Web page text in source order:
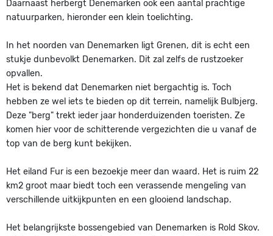
Daarnaast herbergt Denemarken ook een aantal prachtige
natuurparken, hieronder een klein toelichting.
In het noorden van Denemarken ligt Grenen, dit is echt een
stukje dunbevolkt Denemarken. Dit zal zelfs de rustzoeker
opvallen.
Het is bekend dat Denemarken niet bergachtig is. Toch
hebben ze wel iets te bieden op dit terrein, namelijk Bulbjerg.
Deze "berg" trekt ieder jaar honderduizenden toeristen. Ze
komen hier voor de schitterende vergezichten die u vanaf de
top van de berg kunt bekijken.
Het eiland Fur is een bezoekje meer dan waard. Het is ruim 22
km2 groot maar biedt toch een verassende mengeling van
verschillende uitkijkpunten en een glooiend landschap.
Het belangrijkste bossengebied van Denemarken is Rold Skov.